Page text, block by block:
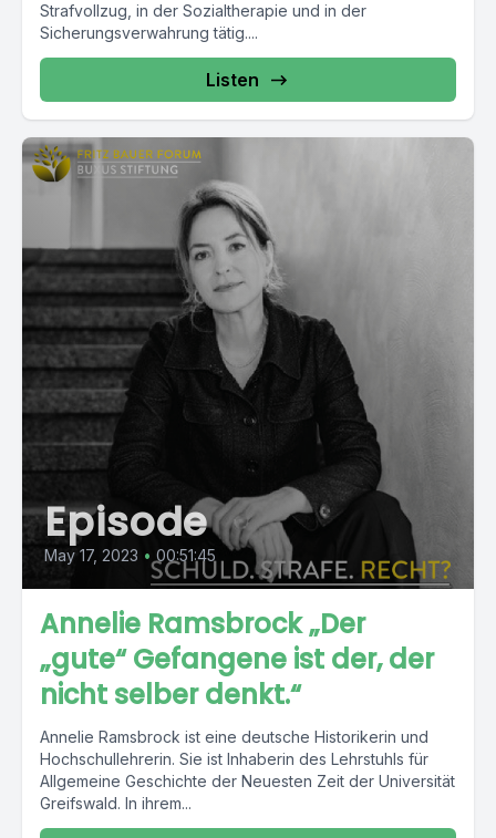
Strafvollzug, in der Sozialtherapie und in der
Sicherungsverwahrung tätig....
Listen
Episode
May 17, 2023 • 00:51:45
Annelie Ramsbrock „Der
„gute“ Gefangene ist der, der
nicht selber denkt.“
Annelie Ramsbrock ist eine deutsche Historikerin und
Hochschullehrerin. Sie ist Inhaberin des Lehrstuhls für
Allgemeine Geschichte der Neuesten Zeit der Universität
Greifswald. In ihrem...